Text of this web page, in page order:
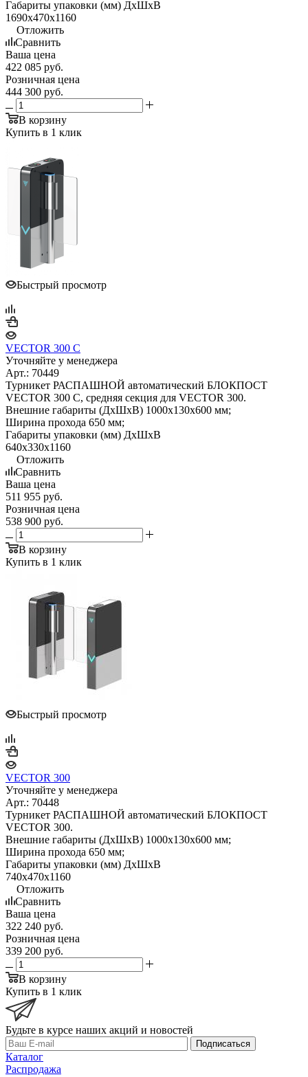
Габариты упаковки (мм) ДхШхВ
1690х470х1160
Отложить
Сравнить
Ваша цена
422 085 руб.
Розничная цена
444 300 руб.
В корзину
Купить в 1 клик
Быстрый просмотр
VECTOR 300 C
Уточняйте у менеджера
Арт.: 70449
Турникет РАСПАШНОЙ автоматический БЛОКПОСТ
VECTOR 300 C, средняя секция для VECTOR 300.
Внешние габариты (ДхШхВ) 1000х130х600 мм;
Ширина прохода 650 мм;
Габариты упаковки (мм) ДхШхВ
640х330х1160
Отложить
Сравнить
Ваша цена
511 955 руб.
Розничная цена
538 900 руб.
В корзину
Купить в 1 клик
Быстрый просмотр
VECTOR 300
Уточняйте у менеджера
Арт.: 70448
Турникет РАСПАШНОЙ автоматический БЛОКПОСТ
VECTOR 300.
Внешние габариты (ДхШхВ) 1000х130х600 мм;
Ширина прохода 650 мм;
Габариты упаковки (мм) ДхШхВ
740х470х1160
Отложить
Сравнить
Ваша цена
322 240 руб.
Розничная цена
339 200 руб.
В корзину
Купить в 1 клик
Будьте в курсе наших акций и новостей
Подписаться
Каталог
Распродажа